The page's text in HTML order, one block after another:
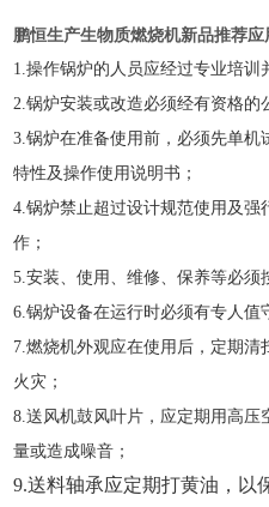
鹏恒生产生物质燃烧机新品推荐
1.操作锅炉的人员应经过专业培训
2.锅炉安装或改造必须经有资格的
3.锅炉在准备使用前，必须先单机
特性及操作使用说明书；
4.锅炉禁止超过设计规范使用及强
作；
5.安装、使用、维修、保养等必须
6.锅炉设备在运行时必须有专人值
7.燃烧机外观应在使用后，定期清
火灾；
8.送风机鼓风叶片，应定期用高
量或造成噪音；
9.送料轴承应定期打黄油，以